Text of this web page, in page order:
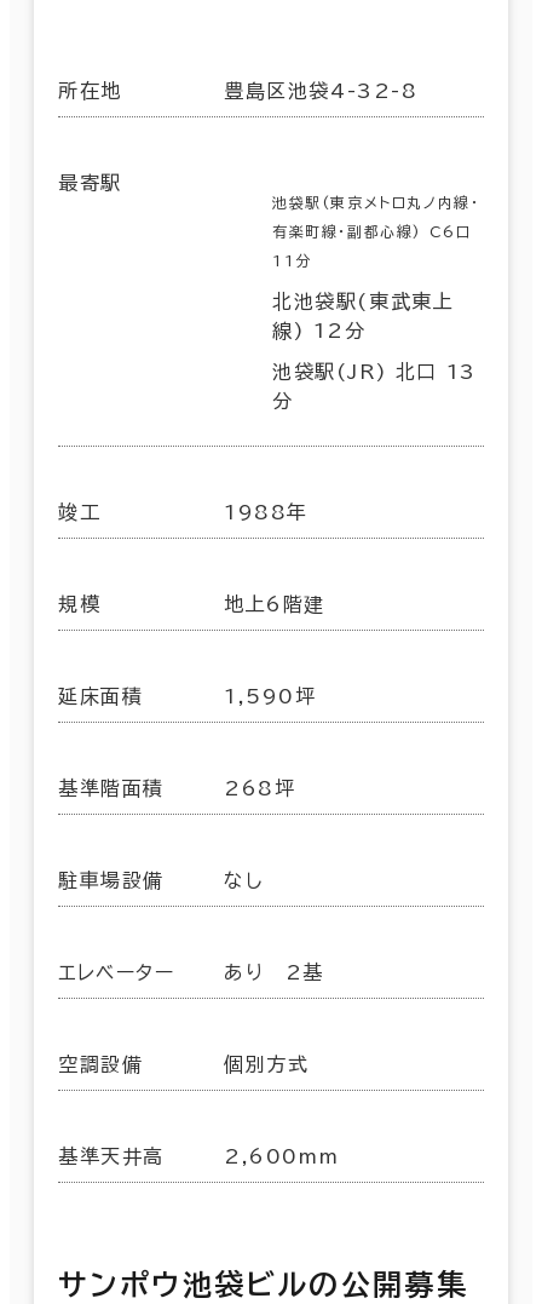
所在地 豊島区池袋4-32-8
最寄駅
池袋駅(東京メトロ丸ノ内線･
有楽町線･副都心線) C6口
11分
北池袋駅(東武東上
線) 12分
池袋駅(JR) 北口 13
分
竣工 1988年
規模 地上6階建
延床面積 1,590坪
基準階面積 268坪
駐車場設備 なし
エレベーター あり 2基
空調設備 個別方式
基準天井高 2,600mm
サンポウ池袋ビルの公開募集